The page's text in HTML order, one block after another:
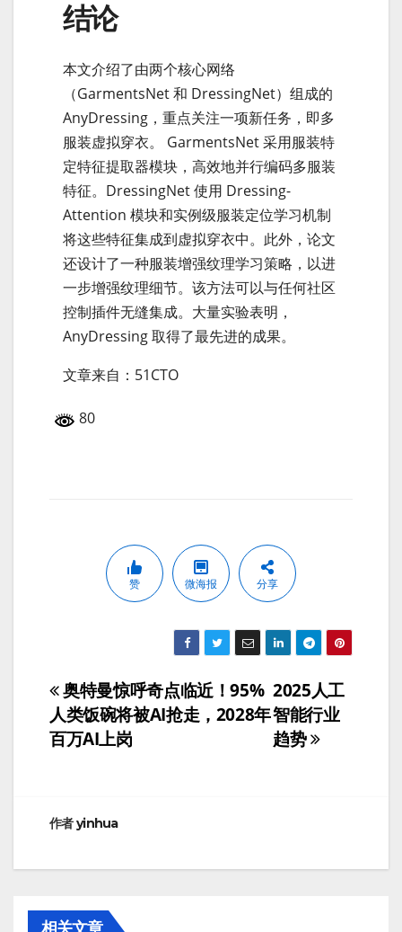
结论
本文介绍了由两个核心网络
（GarmentsNet 和 DressingNet）组成的
AnyDressing，重点关注一项新任务，即多
服装虚拟穿衣。 GarmentsNet 采用服装特
定特征提取器模块，高效地并行编码多服装
特征。DressingNet 使用 Dressing-
Attention 模块和实例级服装定位学习机制
将这些特征集成到虚拟穿衣中。此外，论文
还设计了一种服装增强纹理学习策略，以进
一步增强纹理细节。该方法可以与任何社区
控制插件无缝集成。大量实验表明，
AnyDressing 取得了最先进的成果。
文章来自：51CTO
80
赞 微海报 分享
文
章
航
2025人工
智能行业
趋势
奥特曼惊呼奇点临近！95%
人类饭碗将被AI抢走，2028年
百万AI上岗
作者yinhua